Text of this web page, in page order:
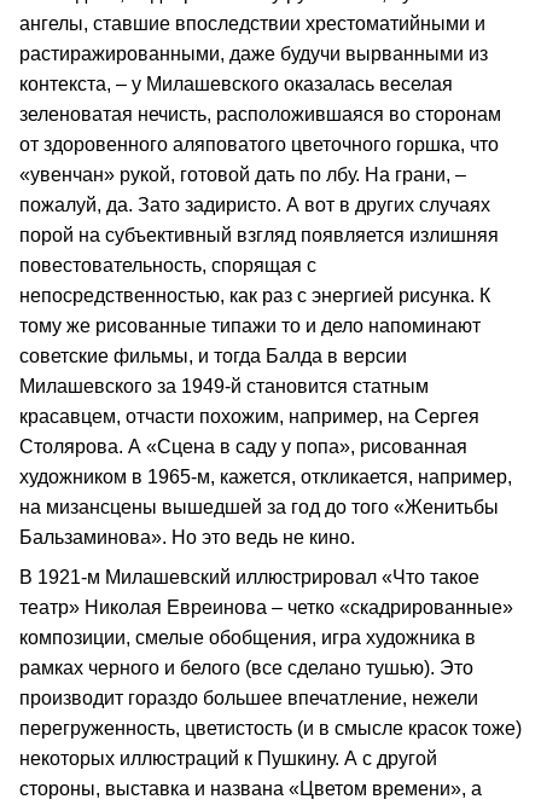
ангелы, ставшие впоследствии хрестоматийными и
растиражированными, даже будучи вырванными из
контекста, – у Милашевского оказалась веселая
зеленоватая нечисть, расположившаяся во сторонам
от здоровенного аляповатого цветочного горшка, что
«увенчан» рукой, готовой дать по лбу. На грани, –
пожалуй, да. Зато задиристо. А вот в других случаях
порой на субъективный взгляд появляется излишняя
повестовательность, спорящая с
непосредственностью, как раз с энергией рисунка. К
тому же рисованные типажи то и дело напоминают
советские фильмы, и тогда Балда в версии
Милашевского за 1949-й становится статным
красавцем, отчасти похожим, например, на Сергея
Столярова. А «Сцена в саду у попа», рисованная
художником в 1965-м, кажется, откликается, например,
на мизансцены вышедшей за год до того «Женитьбы
Бальзаминова». Но это ведь не кино.
В 1921-м Милашевский иллюстрировал «Что такое
театр» Николая Евреинова – четко «скадрированные»
композиции, смелые обобщения, игра художника в
рамках черного и белого (все сделано тушью). Это
производит гораздо большее впечатление, нежели
перегруженность, цветистость (и в смысле красок тоже)
некоторых иллюстраций к Пушкину. А с другой
стороны, выставка и названа «Цветом времени», а